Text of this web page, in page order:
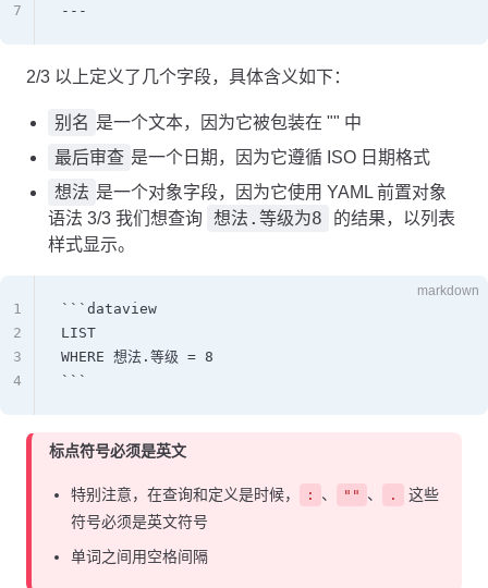
---
7
2/3 以上定义了几个字段，具体含义如下：
别名 是一个文本，因为它被包装在 "" 中
最后审查 是一个日期，因为它遵循 ISO 日期格式
想法 是一个对象字段，因为它使用 YAML 前置对象
语法 3/3 我们想查询
想法.等级为8
的结果，以列表
样式显示。
markdown
```dataview
LIST
WHERE 想法.等级 = 8
```
1
2
3
4
标点符号必须是英文
特别注意，在查询和定义是时候， : 、 "" 、 .
这些
符号必须是英文符号
单词之间用空格间隔